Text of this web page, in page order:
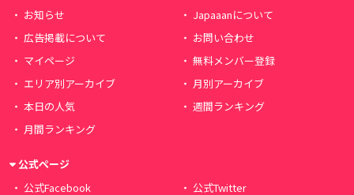
お知らせ
Japaaanについて
広告掲載について
お問い合わせ
マイページ
無料メンバー登録
エリア別アーカイブ
月別アーカイブ
本日の人気
週間ランキング
月間ランキング
公式ページ
公式Facebook
公式Twitter